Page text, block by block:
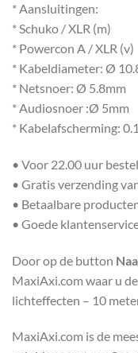
* Aansluitingen:
* Schuko / XLR (m)
* Powercon A / XLR (v)
* Kabeldiameter: Ø
* Netsnoer: Ø 5.8mm
* Audiosnoer :Ø 5mm
* Kabelafscherming:
• Voor 22.00 uur
• Gratis verzending
• Betaalbare
• Goede
Door op de button
MaxiAxi.com waar u
lichteffecten – 10
MaxiAxi.com is de